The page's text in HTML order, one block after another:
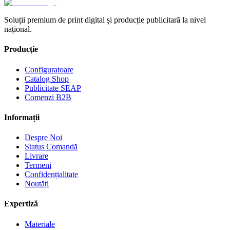
Soluții premium de print digital și producție publicitară la nivel
național.
Producție
Configuratoare
Catalog Shop
Publicitate SEAP
Comenzi B2B
Informații
Despre Noi
Status Comandă
Livrare
Termeni
Confidențialitate
Noutăți
Expertiză
Materiale